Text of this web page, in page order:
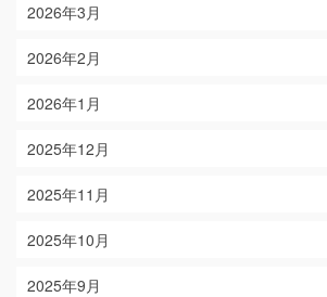
2026年3月
2026年2月
2026年1月
2025年12月
2025年11月
2025年10月
2025年9月